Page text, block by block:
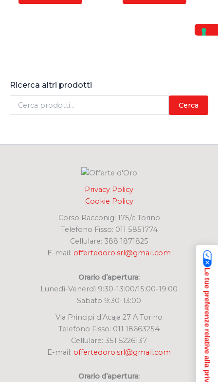
Ricerca altri prodotti
Cerca
Privacy Policy
Cookie Policy
Corso Racconigi 175/c Torino
Telefono Fisso: 011 5851774
Cellulare: 388 1871825
E-mail: offertedoro.srl@gmail.com
Orario d’apertura:
Lunedì-Venerdì 9:30-13:00/15:00-19:00
Sabato 9:30-13:00
Via Principi d’Acaja 27 A Torino
Telefono Fisso: 011 18663254
Cellulare: 351 5226137
E-mail: offertedoro.srl@gmail.com
Orario d’apertura: Le tue preferenze relative alla privacy